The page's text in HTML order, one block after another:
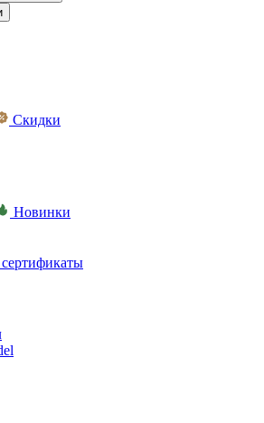
Скидки
Новинки